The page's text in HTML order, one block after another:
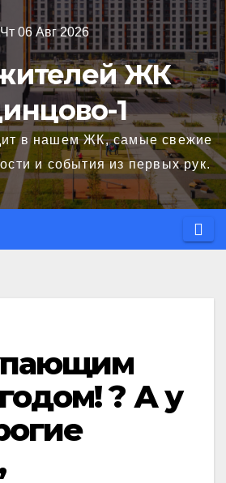
Чт 06 Авг 2026
ЖК
1
в нашем ЖК, самые свежие
и события из первых рук.
?️ А у